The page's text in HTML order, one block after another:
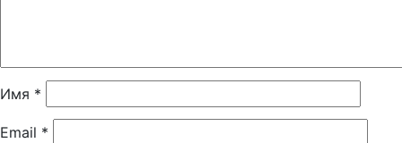
Имя *
Email *